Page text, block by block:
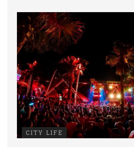
CITY LIFE